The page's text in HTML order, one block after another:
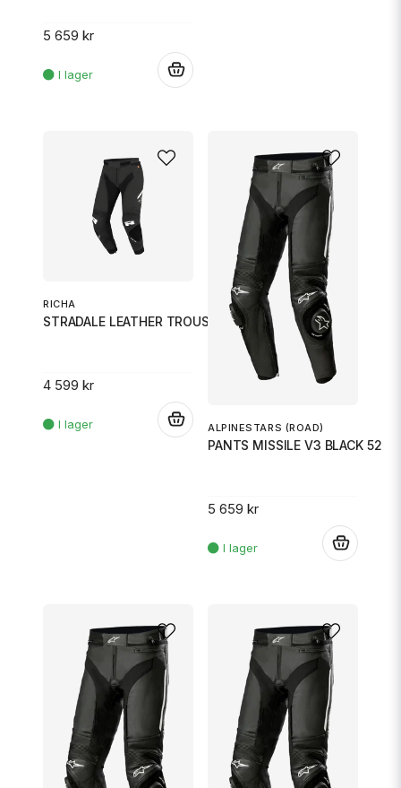
5 659 kr
RICHA
STRADALE LEATHER TROUSERS SHORT SVART 48
4 599 kr
ALPINESTARS (ROAD)
PANTS MISSILE V3 BLACK 52
5 659 kr